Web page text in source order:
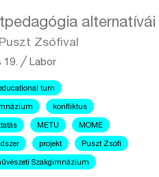
alternatívái
Zsófival
19. ╱ Labor
turn
konfliktus
METU MOME
projekt Puszt Zsófi
Szakgimnázium